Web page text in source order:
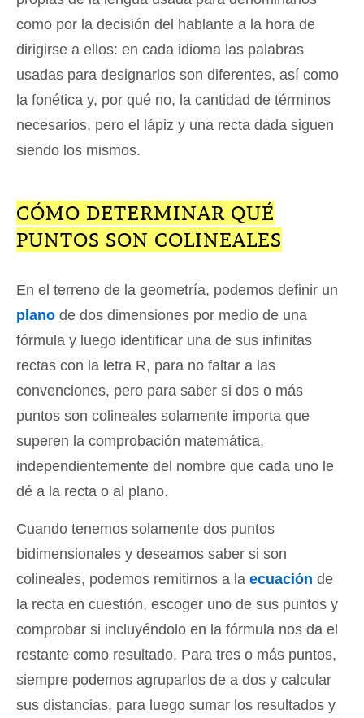
como por la decisión del hablante a la hora de
dirigirse a ellos: en cada idioma las palabras
usadas para designarlos son diferentes, así como
la fonética y, por qué no, la cantidad de términos
necesarios, pero el lápiz y una recta dada siguen
siendo los mismos.
CÓMO DETERMINAR QUÉ
PUNTOS SON COLINEALES
En el terreno de la geometría, podemos definir un
plano de dos dimensiones por medio de una
fórmula y luego identificar una de sus infinitas
rectas con la letra R, para no faltar a las
convenciones, pero para saber si dos o más
puntos son colineales solamente importa que
superen la comprobación matemática,
independientemente del nombre que cada uno le
dé a la recta o al plano.
Cuando tenemos solamente dos puntos
bidimensionales y deseamos saber si son
colineales, podemos remitirnos a la ecuación de
la recta en cuestión, escoger uno de sus puntos y
comprobar si incluyéndolo en la fórmula nos da el
restante como resultado. Para tres o más puntos,
siempre podemos agruparlos de a dos y calcular
sus distancias, para luego sumar los resultados y